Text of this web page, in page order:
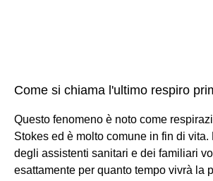
Come si chiama l'ultimo respiro
Questo fenomeno è noto come
Stokes ed è molto comune in fin di vita.
degli assistenti sanitari e dei familiari
esattamente per quanto tempo vivrà la